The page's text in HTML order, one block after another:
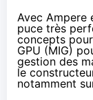
Avec Ampere
puce très
concepts
GPU (MIG)
gestion des
le
notamment